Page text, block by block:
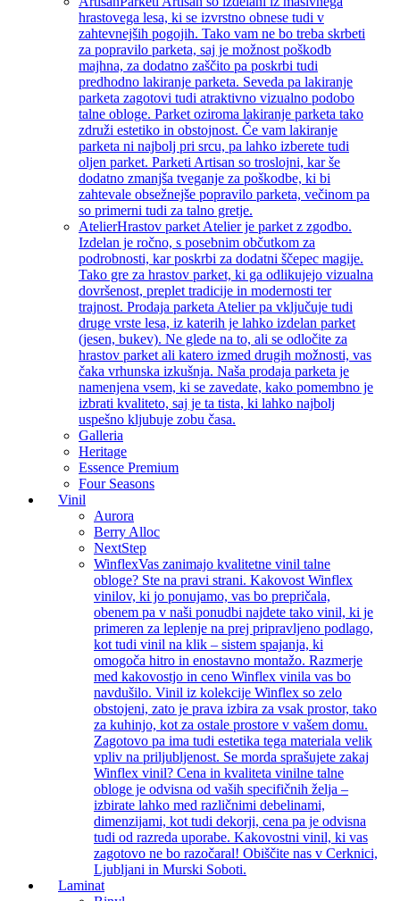
hrastovega lesa, ki se izvrstno obnese tudi v
zahtevnejših pogojih. Tako vam ne bo treba skrbeti
za popravilo parketa, saj je možnost poškodb
majhna, za dodatno zaščito pa poskrbi tudi
predhodno lakiranje parketa. Seveda pa lakiranje
parketa zagotovi tudi atraktivno vizualno podobo
talne obloge. Parket oziroma lakiranje parketa tako
združi estetiko in obstojnost. Če vam lakiranje
parketa ni najbolj pri srcu, pa lahko izberete tudi
oljen parket. Parketi Artisan so troslojni, kar še
dodatno zmanjša tveganje za poškodbe, ki bi
zahtevale obsežnejše popravilo parketa, večinom pa
so primerni tudi za talno gretje.
AtelierHrastov parket Atelier je parket z zgodbo.
Izdelan je ročno, s posebnim občutkom za
podrobnosti, kar poskrbi za dodatni ščepec magije.
Tako gre za hrastov parket, ki ga odlikujejo vizualna
dovršenost, preplet tradicije in modernosti ter
trajnost. Prodaja parketa Atelier pa vključuje tudi
druge vrste lesa, iz katerih je lahko izdelan parket
(jesen, bukev). Ne glede na to, ali se odločite za
hrastov parket ali katero izmed drugih možnosti, vas
čaka vrhunska izkušnja. Naša prodaja parketa je
namenjena vsem, ki se zavedate, kako pomembno je
izbrati kvaliteto, saj je ta tista, ki lahko najbolj
uspešno kljubuje zobu časa.
Galleria
Heritage
Essence Premium
Four Seasons
Vinil
Aurora
Berry Alloc
NextStep
WinflexVas zanimajo kvalitetne vinil talne
obloge? Ste na pravi strani. Kakovost Winflex
vinilov, ki jo ponujamo, vas bo prepričala,
obenem pa v naši ponudbi najdete tako vinil, ki je
primeren za leplenje na prej pripravljeno podlago,
kot tudi vinil na klik – sistem spajanja, ki
omogoča hitro in enostavno montažo. Razmerje
med kakovostjo in ceno Winflex vinila vas bo
navdušilo. Vinil iz kolekcije Winflex so zelo
obstojeni, zato je prava izbira za vsak prostor, tako
za kuhinjo, kot za ostale prostore v vašem domu.
Zagotovo pa ima tudi estetika tega materiala velik
vpliv na priljubljenost. Se morda sprašujete zakaj
Winflex vinil? Cena in kvaliteta vinilne talne
obloge je odvisna od vaših specifičnih želja –
izbirate lahko med različnimi debelinami,
dimenzijami, kot tudi dekorji, cena pa je odvisna
tudi od razreda uporabe. Kakovostni vinil, ki vas
zagotovo ne bo razočaral! Obiščite nas v Cerknici,
Ljubljani in Murski Soboti.
Laminat